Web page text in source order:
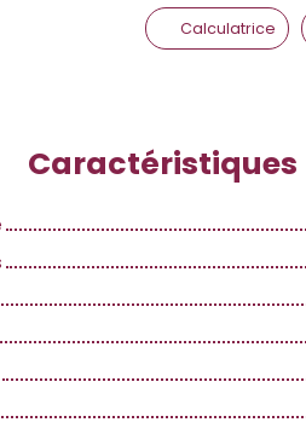
Calculatrice
Caractéristiques